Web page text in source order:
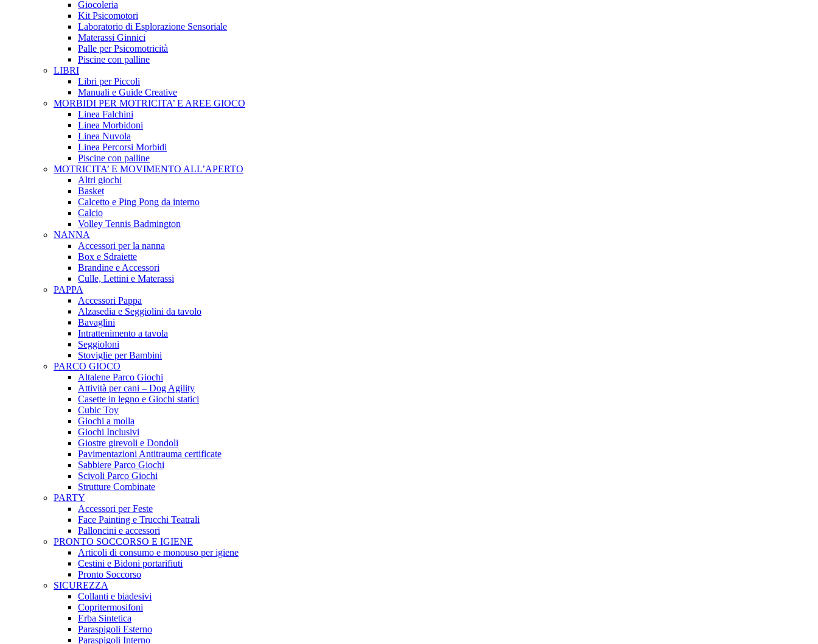
Giocoleria
Kit Psicomotori
Laboratorio di Esplorazione Sensoriale
Materassi Ginnici
Palle per Psicomotricità
Piscine con palline
LIBRI
Libri per Piccoli
Manuali e Guide Creative
MORBIDI PER MOTRICITA’ E AREE GIOCO
Linea Falchini
Linea Morbidoni
Linea Nuvola
Linea Percorsi Morbidi
Piscine con palline
MOTRICITA’ E MOVIMENTO ALL’APERTO
Altri giochi
Basket
Calcetto e Ping Pong da interno
Calcio
Volley Tennis Badmington
NANNA
Accessori per la nanna
Box e Sdraiette
Brandine e Accessori
Culle, Lettini e Materassi
PAPPA
Accessori Pappa
Alzasedia e Seggiolini da tavolo
Bavaglini
Intrattenimento a tavola
Seggioloni
Stoviglie per Bambini
PARCO GIOCO
Altalene Parco Giochi
Attività per cani – Dog Agility
Casette in legno e Giochi statici
Cubic Toy
Giochi a molla
Giochi Inclusivi
Giostre girevoli e Dondoli
Pavimentazioni Antitrauma certificate
Sabbiere Parco Giochi
Scivoli Parco Giochi
Strutture Combinate
PARTY
Accessori per Feste
Face Painting e Trucchi Teatrali
Palloncini e accessori
PRONTO SOCCORSO E IGIENE
Articoli di consumo e monouso per igiene
Cestini e Bidoni portarifiuti
Pronto Soccorso
SICUREZZA
Collanti e biadesivi
Copritermosifoni
Erba Sintetica
Paraspigoli Esterno
Paraspigoli Interno